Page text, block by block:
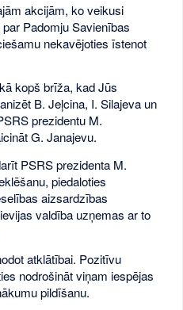
akcijām, ko veikusi
Padomju Savienības
nekavējoties īstenot
kopš brīža, kad Jūs
B. Jeļcina, I. Silajeva un
prezidentu M.
G. Janajevu.
PSRS prezidenta M.
piedaloties
aizsardzības
valdība uzņemas ar to
atklātībai. Pozitīvu
nodrošināt viņam iespējas
pildīšanu.